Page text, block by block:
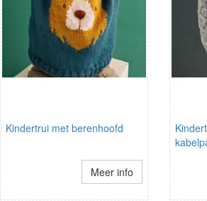
Kindertrui met berenhoofd
Meer info